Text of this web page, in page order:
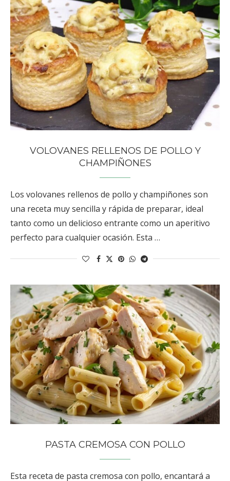
VOLOVANES RELLENOS DE POLLO Y
CHAMPIÑONES
Los volovanes rellenos de pollo y champiñones son
una receta muy sencilla y rápida de preparar, ideal
tanto como un delicioso entrante como un aperitivo
perfecto para cualquier ocasión. Esta …
PASTA CREMOSA CON POLLO
Esta receta de pasta cremosa con pollo, encantará a